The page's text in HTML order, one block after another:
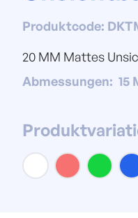
Produktcode:
20 MM Mattes
Abmessungen: 15